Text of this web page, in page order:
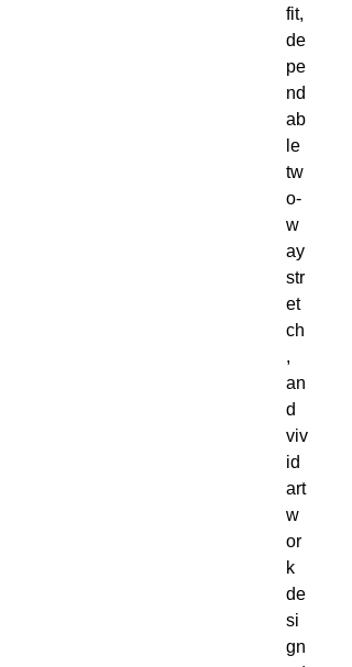
fit,
de
pe
nd
ab
le
tw
o-
w
ay
str
et
ch
,
an
d
viv
id
art
w
or
k
de
si
gn